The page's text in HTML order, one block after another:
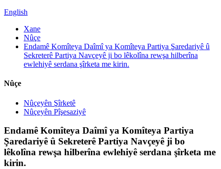
English
Xane
Nûçe
Endamê Komîteya Daîmî ya Komîteya Partiya Şaredariyê û
Sekreterê Partiya Navçeyê ji bo lêkolîna rewşa hilberîna
ewlehiyê serdana şîrketa me kirin.
Nûçe
Nûçeyên Şîrketê
Nûçeyên Pîşesaziyê
Endamê Komîteya Daîmî ya Komîteya Partiya
Şaredariyê û Sekreterê Partiya Navçeyê ji bo
lêkolîna rewşa hilberîna ewlehiyê serdana şîrketa me
kirin.